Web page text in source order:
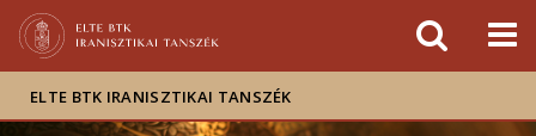
sajtóban
ELTE BTK IRANISZTIKAI TANSZÉK